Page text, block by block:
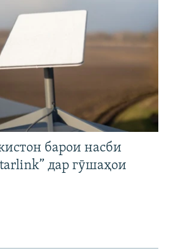
барои насби
дар гӯшаҳои